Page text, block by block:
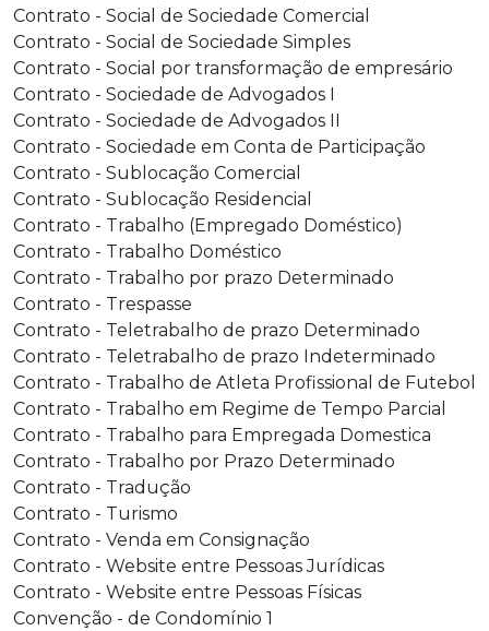
Contrato - Social de Sociedade Comercial
Contrato - Social de Sociedade Simples
Contrato - Social por transformação de empresário
Contrato - Sociedade de Advogados I
Contrato - Sociedade de Advogados II
Contrato - Sociedade em Conta de Participação
Contrato - Sublocação Comercial
Contrato - Sublocação Residencial
Contrato - Trabalho (Empregado Doméstico)
Contrato - Trabalho Doméstico
Contrato - Trabalho por prazo Determinado
Contrato - Trespasse
Contrato - Teletrabalho de prazo Determinado
Contrato - Teletrabalho de prazo Indeterminado
Contrato - Trabalho de Atleta Profissional de Futebol
Contrato - Trabalho em Regime de Tempo Parcial
Contrato - Trabalho para Empregada Domestica
Contrato - Trabalho por Prazo Determinado
Contrato - Tradução
Contrato - Turismo
Contrato - Venda em Consignação
Contrato - Website entre Pessoas Jurídicas
Contrato - Website entre Pessoas Físicas
Convenção - de Condomínio 1